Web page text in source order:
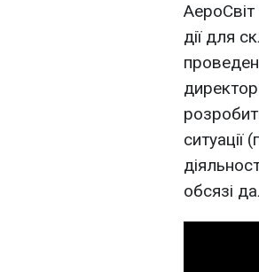
АероСвіт
дії для
ситуації
обсязі